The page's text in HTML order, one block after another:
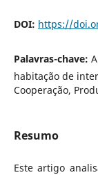
DOI: https://
Palavras-chave:
habitação de
Cooperação,
Resumo
Este artigo